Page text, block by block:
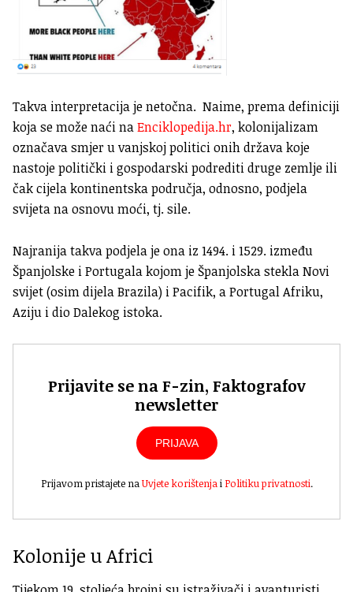
Takva interpretacija je netočna. Naime, prema definiciji
koja se može naći naEnciklopedija.hr, kolonijalizam
označava smjer u vanjskoj politici onih država koje
nastoje politički i gospodarski podrediti druge zemlje ili
čak cijela kontinentska područja, odnosno, podjela
svijeta na osnovu moći, tj. sile.
Najranija takva podjela je ona iz 1494. i 1529. između
Španjolske i Portugala kojom je Španjolska stekla Novi
svijet (osim dijela Brazila) i Pacifik, a Portugal Afriku,
Aziju i dio Dalekog istoka.
Prijavite se na F-zin, Faktografov
newsletter
PRIJAVA
Prijavom pristajete naUvjete korištenjai Politiku privatnosti.
Kolonije u Africi